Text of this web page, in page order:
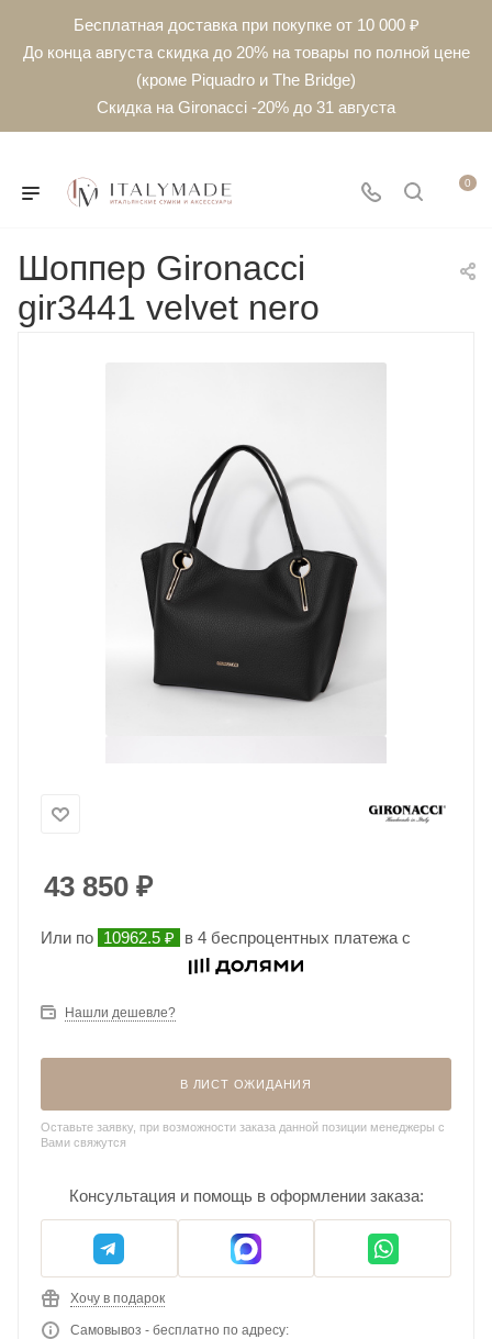
Бесплатная доставка при покупке от 10 000 ₽
До конца августа скидка до 20% на товары по полной цене
(кроме Piquadro и The Bridge)
Скидка на Gironacci -20% до 31 августа
0
Шоппер Gironacci
gir3441 velvet nero
43 850 ₽
Или по 10962.5 ₽ в 4 беспроцентных платежа с
Нашли дешевле?
В ЛИСТ ОЖИДАНИЯ
Оставьте заявку, при возможности заказа данной позиции менеджеры с
Вами свяжутся
Консультация и помощь в оформлении заказа:
Хочу в подарок
Самовывоз - бесплатно по адресу: